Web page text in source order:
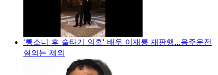
'뺑소니 후 술타기 의혹' 배우 이재룡 재판행…음주운전
혐의는 제외